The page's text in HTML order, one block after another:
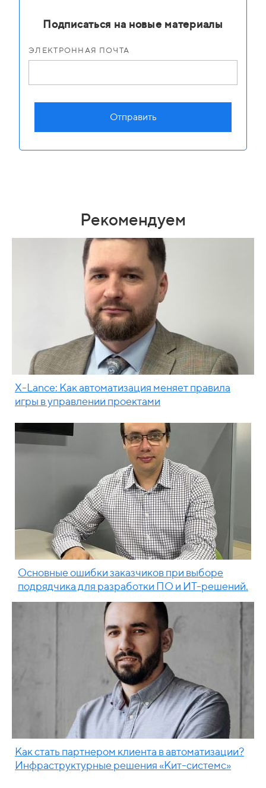
Подписаться на новые материалы
ЭЛЕКТРОННАЯ ПОЧТА
Отправить
Рекомендуем
X-Lance: Как автоматизация меняет правила
игры в управлении проектами
Основные ошибки заказчиков при выборе
подрядчика для разработки ПО и ИТ-решений.
Как стать партнером клиента в автоматизации?
Инфраструктурные решения «Кит-системс»